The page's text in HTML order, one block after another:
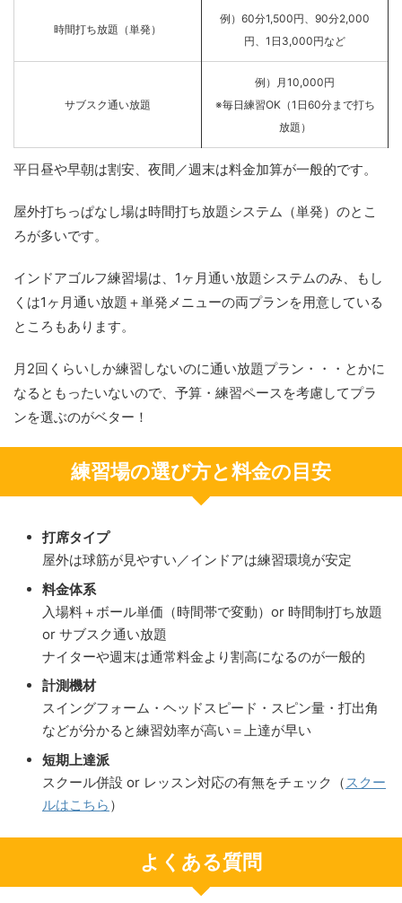
時間打ち放題（単発）
例）60分1,500円、90分2,000
円、1日3,000円など
サブスク通い放題
例）月10,000円
※毎日練習OK（1日60分まで打ち
放題）
平日昼や早朝は割安、夜間／週末は料金加算が一般的です。
屋外打ちっぱなし場は時間打ち放題システム（単発）のとこ
ろが多いです。
インドアゴルフ練習場は、1ヶ月通い放題システムのみ、もし
くは1ヶ月通い放題＋単発メニューの両プランを用意している
ところもあります。
月2回くらいしか練習しないのに通い放題プラン・・・とかに
なるともったいないので、予算・練習ペースを考慮してプラ
ンを選ぶのがベター！
練習場の選び方と料金の目安
打席タイプ
屋外は球筋が見やすい／インドアは練習環境が安定
料金体系
入場料＋ボール単価（時間帯で変動）or 時間制打ち放題
or サブスク通い放題
ナイターや週末は通常料金より割高になるのが一般的
計測機材
スイングフォーム・ヘッドスピード・スピン量・打出角
などが分かると練習効率が高い＝上達が早い
短期上達派
スクール併設 or レッスン対応の有無をチェック（ スクー
ルはこちら ）
よくある質問